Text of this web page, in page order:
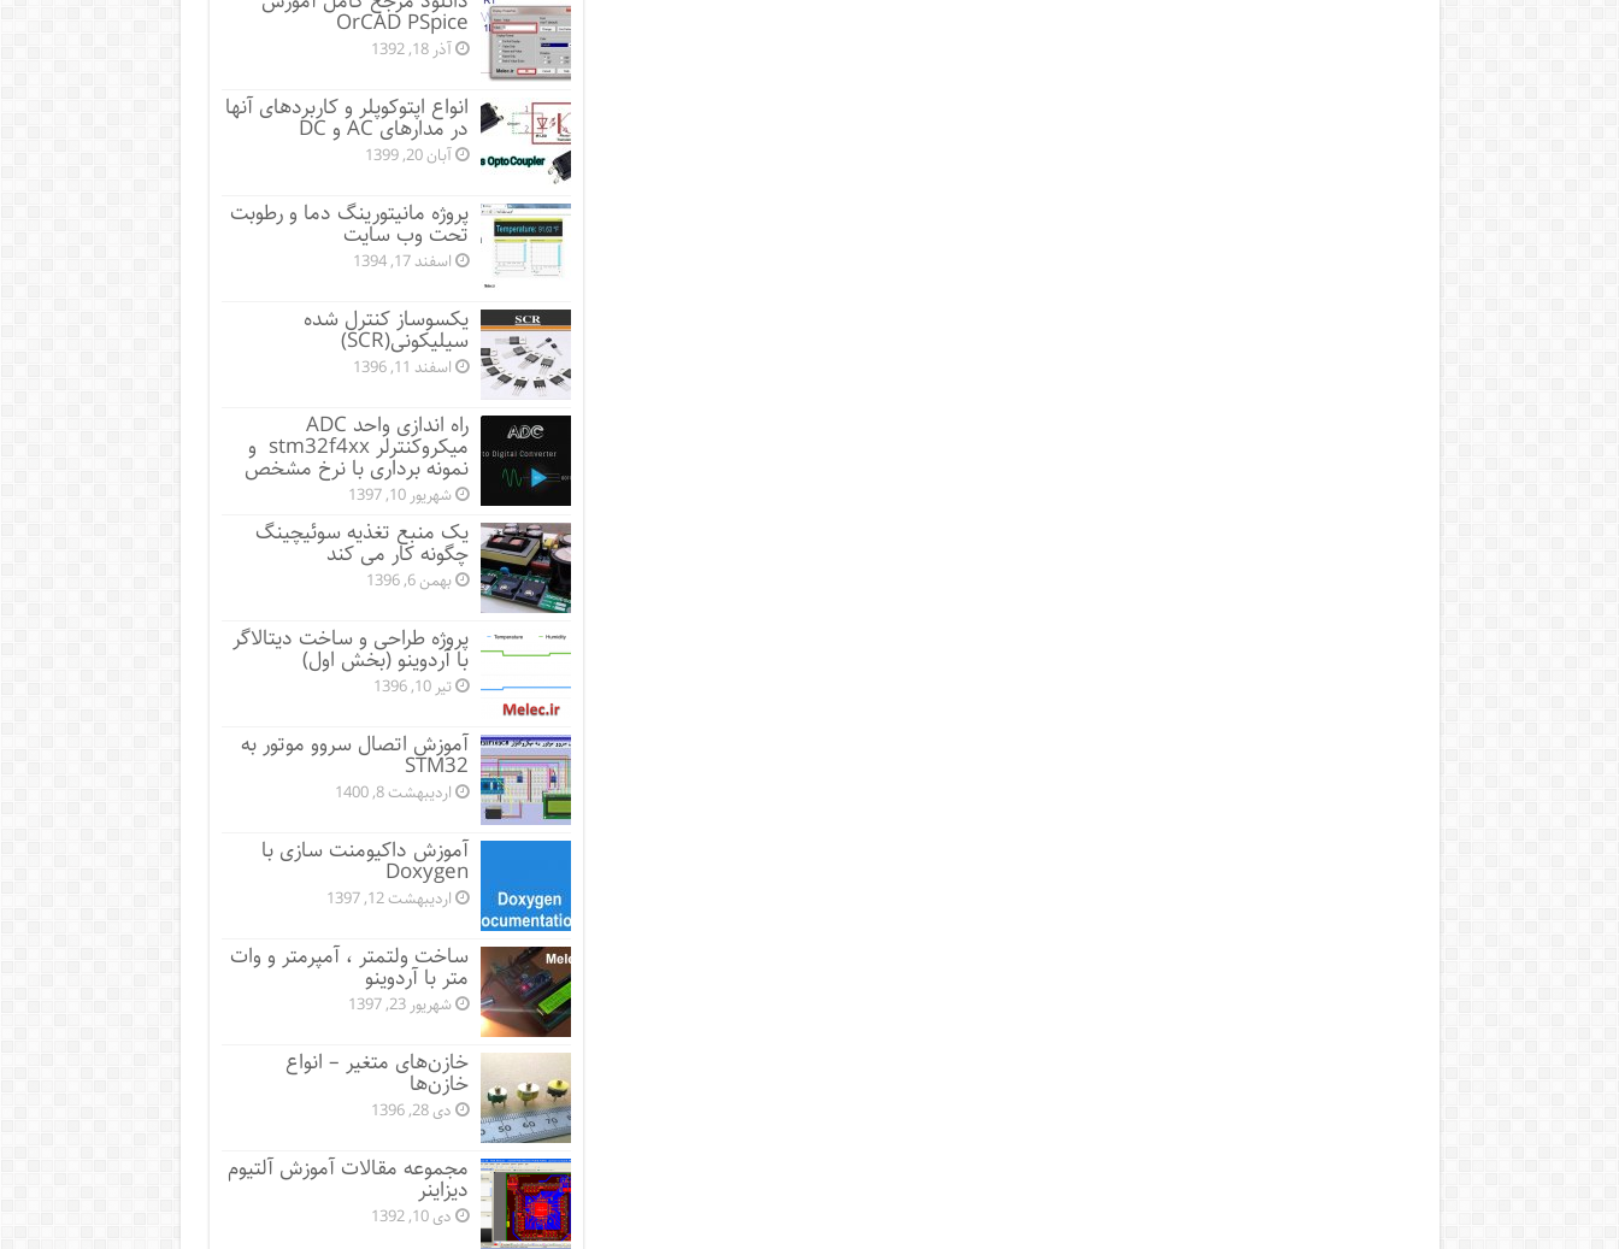
OrCAD PSpice
آذر 18, 1392
انواع اپتوکوپلر و کاربردهای آنها
در مدارهای AC و DC
آبان 20, 1399
پروژه مانيتورينگ دما و رطوبت
تحت وب سایت
اسفند 17, 1394
یکسوساز کنترل شده
سیلیکونی(SCR)
اسفند 11, 1396
راه اندازی واحد ADC
میکروکنترلر stm32f4xx و
نمونه برداری با نرخ مشخص
شهریور 10, 1397
یک منبع تغذیه سوئیچینگ
چگونه کار می کند
بهمن 6, 1396
پروژه طراحی و ساخت دیتالاگر
با آردوینو (بخش اول)
تیر 10, 1396
آموزش اتصال سروو موتور به
STM32
اردیبهشت 8, 1400
آموزش داکیومنت سازی با
Doxygen
اردیبهشت 12, 1397
ساخت ولتمتر ، آمپرمتر و وات
متر با آردوینو
شهریور 23, 1397
خازن‌های متغیر – انواع
خازن‌ها
دی 28, 1396
مجموعه مقالات آموزش آلتیوم
دیزاینر
دی 10, 1392